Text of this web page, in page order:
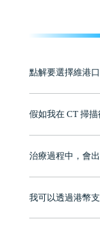
點解要選擇維港
牌」、「2025香港
至今已服務超過三
有咨詢及服務保障
假如我在 CT 掃
治療過程中，會
我可以透過港幣
可以。維港口腔會